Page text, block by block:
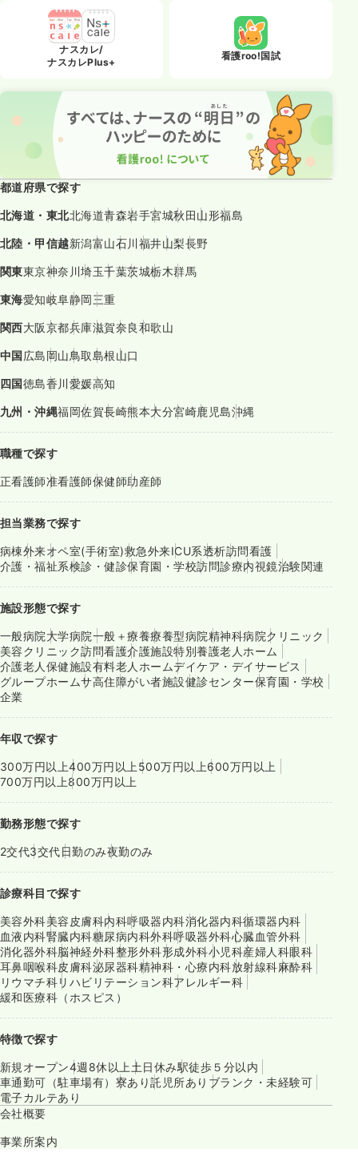
ナスカレ/
ナスカレPlus+
看護roo!国試
都道府県で探す
北海道・東北北海道青森岩手宮城秋田山形福島
北陸・甲信越新潟富山石川福井山梨長野
関東東京神奈川埼玉千葉茨城栃木群馬
東海愛知岐阜静岡三重
関西大阪京都兵庫滋賀奈良和歌山
中国広島岡山鳥取島根山口
四国徳島香川愛媛高知
九州・沖縄福岡佐賀長崎熊本大分宮崎鹿児島沖縄
職種で探す
正看護師准看護師保健師助産師
担当業務で探す
病棟外来オペ室(手術室)救急外来ICU系透析訪問看護
介護・福祉系検診・健診保育園・学校訪問診療内視鏡治験関連
施設形態で探す
一般病院大学病院一般＋療養療養型病院精神科病院クリニック
美容クリニック訪問看護介護施設特別養護老人ホーム
介護老人保健施設有料老人ホームデイケア・デイサービス
グループホームサ高住障がい者施設健診センター保育園・学校
企業
年収で探す
300万円以上400万円以上 500万円以上600万円以上
700万円以上800万円以上
勤務形態で探す
2交代3交代日勤のみ夜勤のみ
診療科目で探す
美容外科美容皮膚科内科呼吸器内科消化器内科循環器内科
血液内科腎臓内科糖尿病内科外科呼吸器外科心臓血管外科
消化器外科脳神経外科整形外科形成外科小児科産婦人科眼科
耳鼻咽喉科皮膚科泌尿器科精神科・心療内科放射線科麻酔科
リウマチ科リハビリテーション科アレルギー科
緩和医療科（ホスピス）
特徴で探す
新規オープン4週8休以上 土日休み駅徒歩５分以内
車通勤可（駐車場有） 寮あり託児所あり ブランク・未経験可
電子カルテあり
会社概要
事業所案内